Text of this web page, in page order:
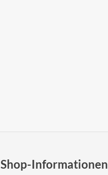
Shop-Informationen